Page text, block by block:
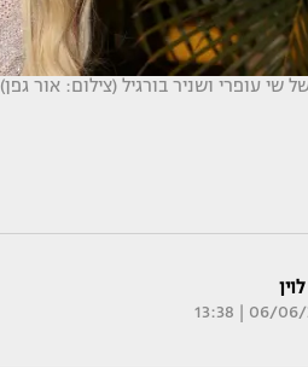
שי עופרי ושניר בורגיל (צילום: אור גפן)
06/06/